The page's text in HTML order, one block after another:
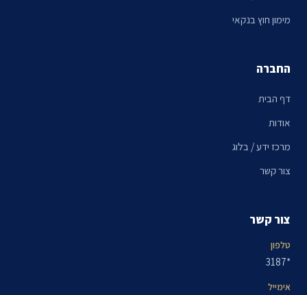
מימון חוץ בנקאי
החברה
דף הבית
אודות
מרכז ידע / בלוג
צור קשר
צור קשר
טלפון
*3187
אימייל